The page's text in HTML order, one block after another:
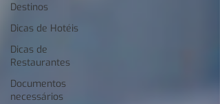
Destinos
Dicas de Hotéis
Dicas de
Restaurantes
Documentos
necessários